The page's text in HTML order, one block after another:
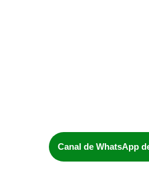
Canal de WhatsApp